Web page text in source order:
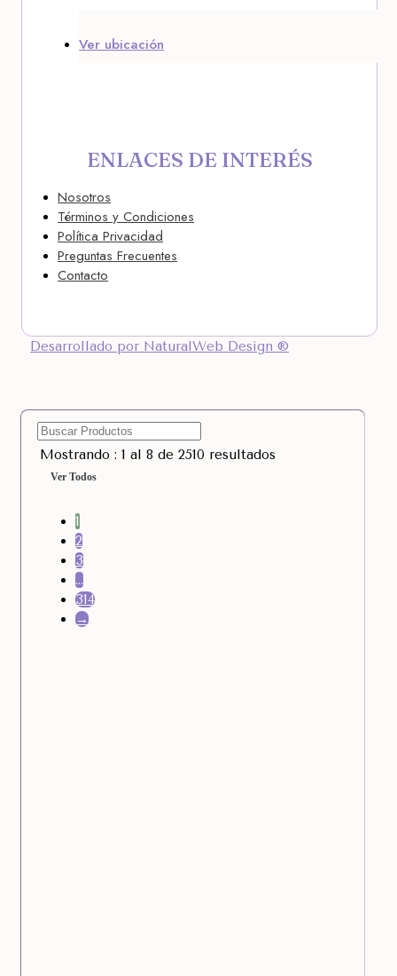
Ver ubicación
ENLACES DE INTERÉS
Nosotros
Términos y Condiciones
Política Privacidad
Preguntas Frecuentes
Contacto
Desarrollado por NaturalWeb Design ®
Mostrando : 1 al 8 de 2510 resultados
Ver Todos
1
2
3
…
314
→